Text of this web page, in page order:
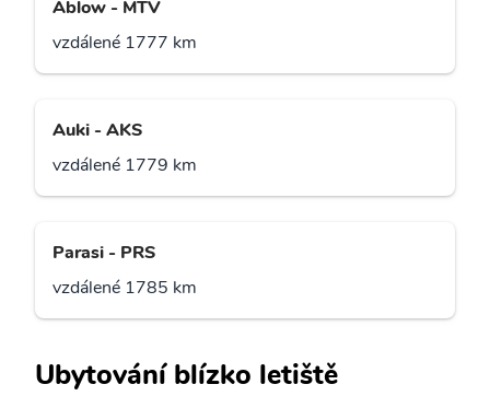
Ablow - MTV
vzdálené 1777 km
Auki - AKS
vzdálené 1779 km
Parasi - PRS
vzdálené 1785 km
Ubytování blízko letiště